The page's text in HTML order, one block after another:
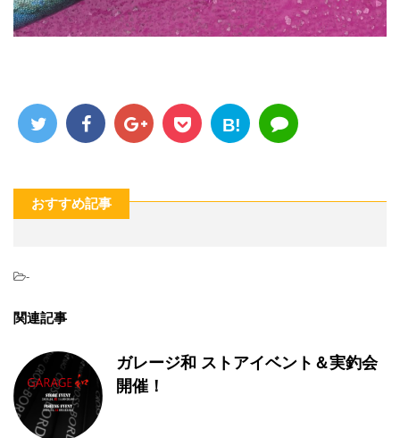
B!
おすすめ記事
-
関連記事
ガレージ和 ストアイベント＆実釣会
開催！